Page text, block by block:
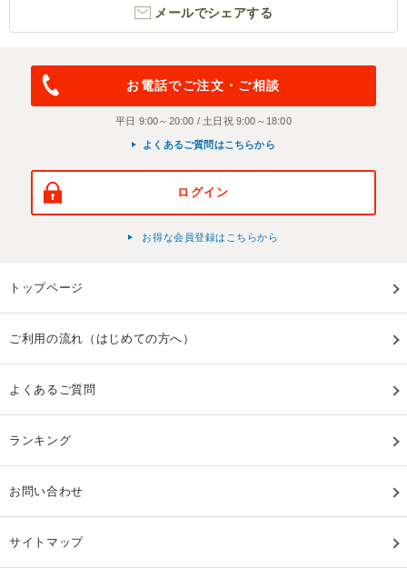
メールでシェアする
お電話でご注文・ご相談
平日 9:00～20:00 / 土日祝 9:00～18:00
よくあるご質問はこちらから
ログイン
お得な会員登録はこちらから
トップページ
ご利用の流れ（はじめての方へ）
よくあるご質問
ランキング
お問い合わせ
サイトマップ